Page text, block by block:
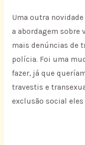
Uma outra
a abordagem sobre
mais denúncias de
polícia. Foi uma
fazer, já que
travestis e
exclusão social